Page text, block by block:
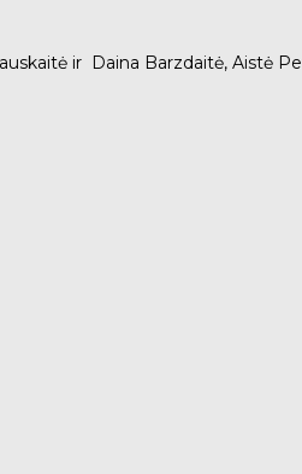
ir Daina Barzdaitė, Aistė